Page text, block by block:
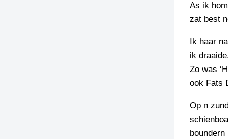
STRIPS
KREUZE
TENEEL
VERHOALEN
As ik
zat best
Ik haar
ik
Zo was
ook Fats
Op n
boundern